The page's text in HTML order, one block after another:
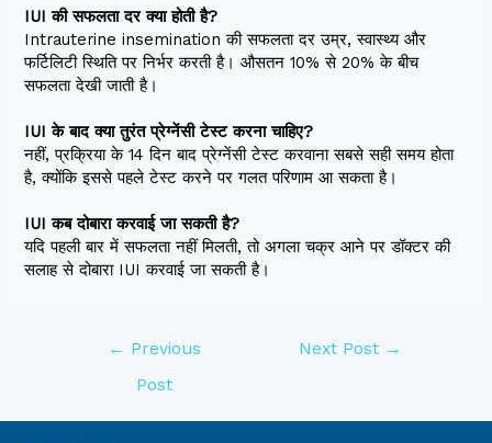
IUI की सफलता दर क्या होती है?
Intrauterine insemination की सफलता दर उम्र, स्वास्थ्य और
फर्टिलिटी स्थिति पर निर्भर करती है। औसतन 10% से 20% के बीच
सफलता देखी जाती है।
IUI के बाद क्या तुरंत प्रेग्नेंसी टेस्ट करना चाहिए?
नहीं, प्रक्रिया के 14 दिन बाद प्रेग्नेंसी टेस्ट करवाना सबसे सही समय होता
है, क्योंकि इससे पहले टेस्ट करने पर गलत परिणाम आ सकता है।
IUI कब दोबारा करवाई जा सकती है?
यदि पहली बार में सफलता नहीं मिलती, तो अगला चक्र आने पर डॉक्टर की
सलाह से दोबारा IUI करवाई जा सकती है।
← Previous
Post
Next Post →